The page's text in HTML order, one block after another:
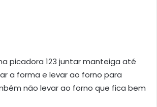
picadora 123 juntar manteiga até
a forma e levar ao forno para
não levar ao forno que fica bem